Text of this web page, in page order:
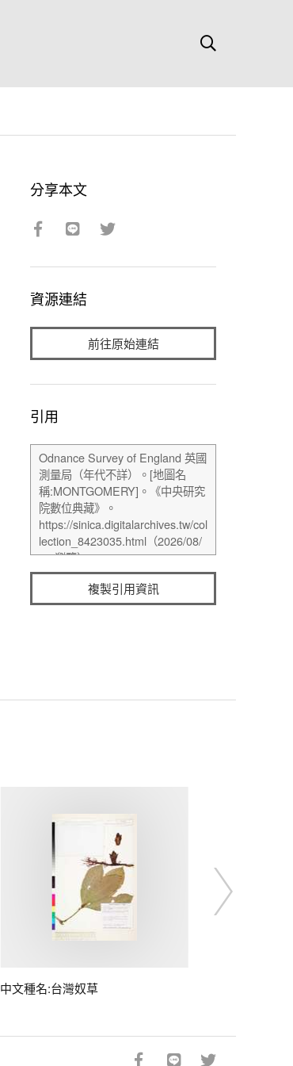
分享本文
資源連結
前往原始連結
引用
複製引用資訊
中文種名:台灣奴草